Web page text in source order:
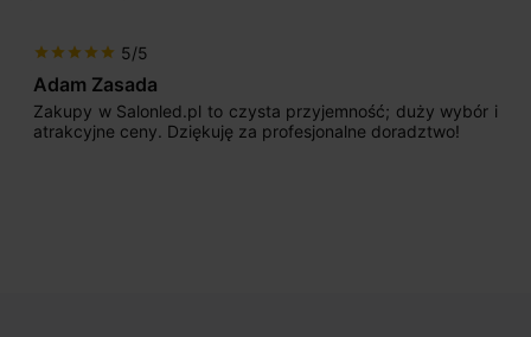
star star star star star 5/5
Adam Zasada
Zakupy w Salonled.pl to czysta przyjemność; duży wybór i
atrakcyjne ceny. Dziękuję za profesjonalne doradztwo!